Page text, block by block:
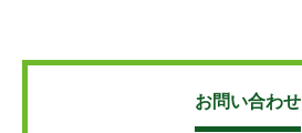
お問い合わせ